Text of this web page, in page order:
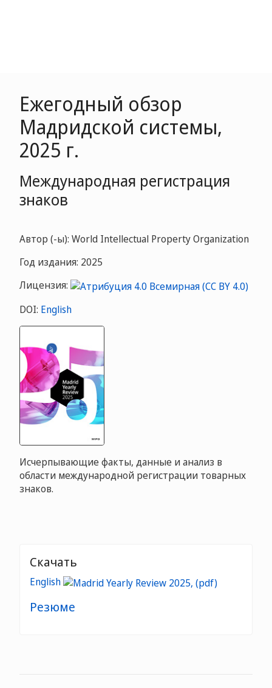
Ежегодный обзор
Мадридской системы,
2025 г.
Международная регистрация
знаков
Автор (-ы): World Intellectual Property Organization
Год издания: 2025
Лицензия:
DOI: English
Исчерпывающие факты, данные и анализ в
области международной регистрации товарных
знаков.
Скачать
English
Резюме